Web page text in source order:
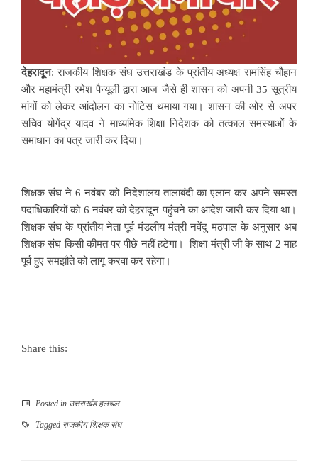
देहरादून: राजकीय शिक्षक संघ उत्तराखंड के प्रांतीय अध्यक्ष रामसिंह चौहान
और महामंत्री रमेश पैन्यूली द्वारा आज जैसे ही शासन को अपनी 35 सूत्रीय
मांगों को लेकर आंदोलन का नोटिस थमाया गया। शासन की ओर से अपर
सचिव योगेंद्र यादव ने माध्यमिक शिक्षा निदेशक को तत्काल समस्याओं के
समाधान का पत्र जारी कर दिया।
शिक्षक संघ ने 6 नवंबर को निदेशालय तालाबंदी का एलान कर अपने समस्त
पदाधिकारियों को 6 नवंबर को देहरादून पहुंचने का आदेश जारी कर दिया था।
शिक्षक संघ के प्रांतीय नेता पूर्व मंडलीय मंत्री नवेंदु मठपाल के अनुसार अब
शिक्षक संघ किसी कीमत पर पीछे नहीं हटेगा। शिक्षा मंत्री जी के साथ 2 माह
पूर्व हुए समझौते को लागू करवा कर रहेगा।
Share this:
Posted in उत्तराखंड हलचल
Tagged राजकीय शिक्षक संघ